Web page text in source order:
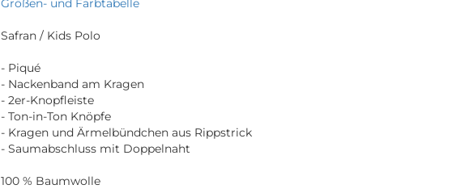
Größen- und Farbtabelle
Safran / Kids Polo
- Piqué
- Nackenband am Kragen
- 2er-Knopfleiste
- Ton-in-Ton Knöpfe
- Kragen und Ärmelbündchen aus Rippstrick
- Saumabschluss mit Doppelnaht
100 % Baumwolle